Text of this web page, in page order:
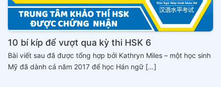
10 bí kíp để vượt qua kỳ thi HSK 6
Bài viết sau đã được tổng hợp bởi Kathryn Miles – một học sinh
Mỹ đã dành cả năm 2017 để học Hán ngữ […]